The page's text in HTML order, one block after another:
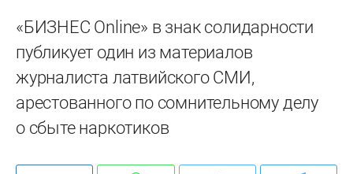
«БИЗНЕС Online» в знак солидарности
публикует один из материалов
журналиста латвийского СМИ,
арестованного по сомнительному делу
о сбыте наркотиков